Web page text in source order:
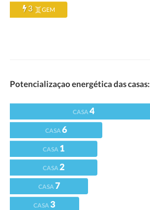
3 GEM
Potencializaçao energética das casas:
CASA4
CASA6
CASA 1
CASA2
CASA7
CASA 3